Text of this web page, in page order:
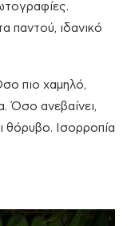
παντού, ιδανικό
πιο χαμηλό,
Όσο ανεβαίνει,
θόρυβο. Ισορροπία